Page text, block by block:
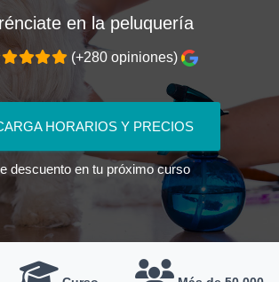
en la peluquería
(+280 opiniones)
HORARIOS Y PRECIOS
descuento en tu próximo curso